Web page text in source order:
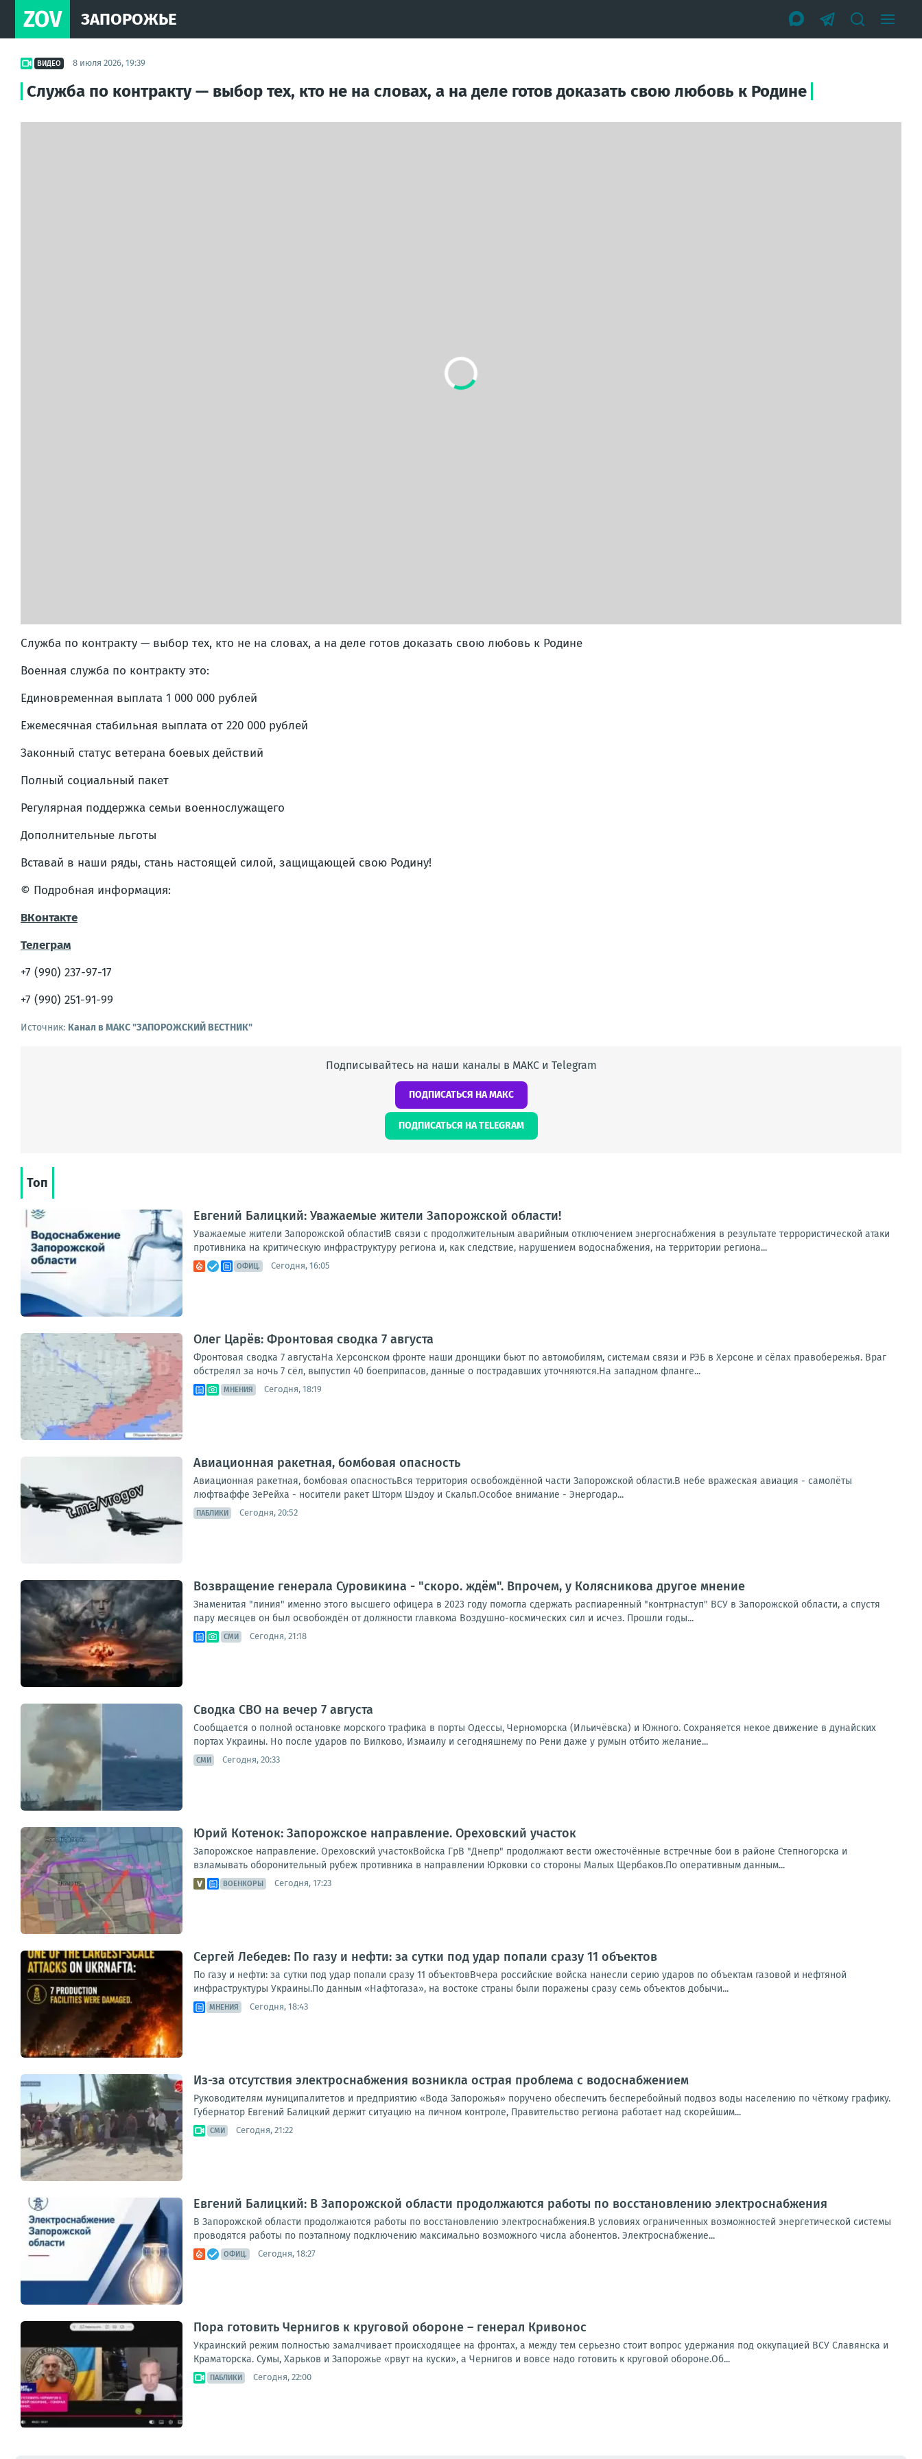
ZOV ЗАПОРОЖЬЕ
ВИДЕО 8 июля 2026, 19:39
Служба по контракту — выбор тех, кто не на словах, а на деле готов доказать свою любовь к Родине
Служба по контракту — выбор тех, кто не на словах, а на деле готов доказать свою любовь к Родине
Военная служба по контракту это:
Единовременная выплата 1 000 000 рублей
Ежемесячная стабильная выплата от 220 000 рублей
Законный статус ветерана боевых действий
Полный социальный пакет
Регулярная поддержка семьи военнослужащего
Дополнительные льготы
Вставай в наши ряды, стань настоящей силой, защищающей свою Родину!
© Подробная информация:
ВКонтакте
Телеграм
+7 (990) 237-97-17
+7 (990) 251-91-99
Источник: Канал в МАКС "ЗАПОРОЖСКИЙ ВЕСТНИК"
Подписывайтесь на наши каналы в МАКС и Telegram
ПОДПИСАТЬСЯ НА МАКС
ПОДПИСАТЬСЯ НА TELEGRAM
Топ
Евгений Балицкий: Уважаемые жители Запорожской области!
Уважаемые жители Запорожской области!В связи с продолжительным аварийным отключением энергоснабжения в результате террористической атаки
противника на критическую инфраструктуру региона и, как следствие, нарушением водоснабжения, на территории региона...
ОФИЦ. Сегодня, 16:05
Олег Царёв: Фронтовая сводка 7 августа
Фронтовая сводка 7 августаНа Херсонском фронте наши дронщики бьют по автомобилям, системам связи и РЭБ в Херсоне и сёлах правобережья. Враг
обстрелял за ночь 7 сёл, выпустил 40 боеприпасов, данные о пострадавших уточняются.На западном фланге...
МНЕНИЯ Сегодня, 18:19
Авиационная ракетная, бомбовая опасность
Авиационная ракетная, бомбовая опасностьВся территория освобождённой части Запорожской области.В небе вражеская авиация - самолёты
люфтваффе ЗеРейха - носители ракет Шторм Шэдоу и Скальп.Особое внимание - Энергодар...
ПАБЛИКИ Сегодня, 20:52
Возвращение генерала Суровикина - "скоро. ждём". Впрочем, у Колясникова другое мнение
Знаменитая "линия" именно этого высшего офицера в 2023 году помогла сдержать распиаренный "контрнаступ" ВСУ в Запорожской области, а спустя
пару месяцев он был освобождён от должности главкома Воздушно-космических сил и исчез. Прошли годы...
СМИ Сегодня, 21:18
Сводка СВО на вечер 7 августа
Сообщается о полной остановке морского трафика в порты Одессы, Черноморска (Ильичёвска) и Южного. Сохраняется некое движение в дунайских
портах Украины. Но после ударов по Вилково, Измаилу и сегодняшнему по Рени даже у румын отбито желание...
СМИ Сегодня, 20:33
Юрий Котенок: Запорожское направление. Ореховский участок
Запорожское направление. Ореховский участокВойска ГрВ "Днепр" продолжают вести ожесточённые встречные бои в районе Степногорска и
взламывать оборонительный рубеж противника в направлении Юрковки со стороны Малых Щербаков.По оперативным данным...
ВОЕНКОРЫ Сегодня, 17:23
Сергей Лебедев: По газу и нефти: за сутки под удар попали сразу 11 объектов
По газу и нефти: за сутки под удар попали сразу 11 объектовВчера российские войска нанесли серию ударов по объектам газовой и нефтяной
инфраструктуры Украины.По данным «Нафтогаза», на востоке страны были поражены сразу семь объектов добычи...
МНЕНИЯ Сегодня, 18:43
Из-за отсутствия электроснабжения возникла острая проблема с водоснабжением
Руководителям муниципалитетов и предприятию «Вода Запорожья» поручено обеспечить бесперебойный подвоз воды населению по чёткому графику.
Губернатор Евгений Балицкий держит ситуацию на личном контроле, Правительство региона работает над скорейшим...
СМИ Сегодня, 21:22
Евгений Балицкий: В Запорожской области продолжаются работы по восстановлению электроснабжения
В Запорожской области продолжаются работы по восстановлению электроснабжения.В условиях ограниченных возможностей энергетической системы
проводятся работы по поэтапному подключению максимально возможного числа абонентов. Электроснабжение...
ОФИЦ. Сегодня, 18:27
Пора готовить Чернигов к круговой обороне – генерал Кривонос
Украинский режим полностью замалчивает происходящее на фронтах, а между тем серьезно стоит вопрос удержания под оккупацией ВСУ Славянска и
Краматорска. Сумы, Харьков и Запорожье «рвут на куски», а Чернигов и вовсе надо готовить к круговой обороне.Об...
ПАБЛИКИ Сегодня, 22:00